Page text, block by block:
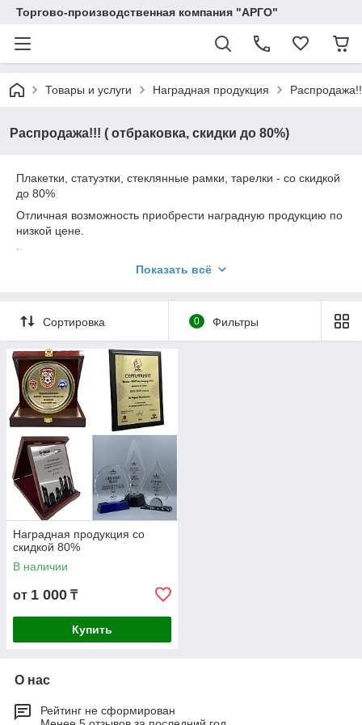
Торгово-производственная компания "АРГО"
Товары и услуги Наградная продукция
Распродажа!!! ( отбраковка, скидки до 80%)
Плакетки, статуэтки, стеклянные рамки, тарелки - со скидкой
до 80%
Отличная возможность приобрести наградную продукцию по
низкой цене.
Количество товара ограничено.
Наличие и стоимость уточняйте по телефону 8 708 972 94 37
Показать всё
Сортировка 0 Фильтры
Наградная продукция со
скидкой 80%
В наличии
от 1 000 ₸
Купить
О нас
Рейтинг не сформирован